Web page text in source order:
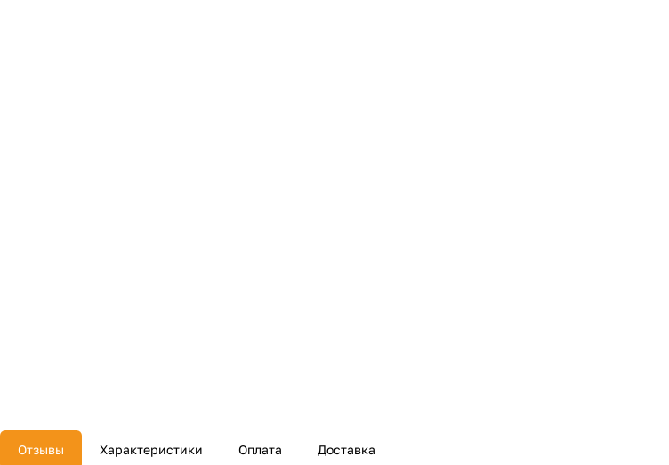
Отзывы Характеристики Оплата Доставка